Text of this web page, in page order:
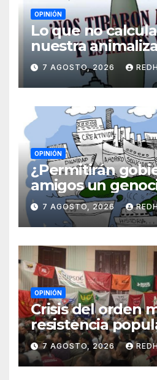
OPINIÓN
Lo que no
nuestra
Laidi Fernández
7 AGOSTO, 2026
OPINIÓN
¿Permitirán
amigos un
Cuba? Por
Blanch
7 AGOSTO, 2026
OPINIÓN
Crisis del orden
resistencia
el inicio de la IV
Continental de
Movimientos en
7 AGOSTO, 2026